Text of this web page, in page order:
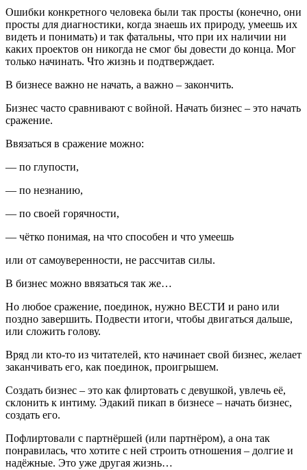
Ошибки конкретного человека были так просты (конечно, они
просты для диагностики, когда знаешь их природу, умеешь их
видеть и понимать) и так фатальны, что при их наличии ни
каких проектов он никогда не смог бы довести до конца. Мог
только начинать. Что жизнь и подтверждает.
В бизнесе важно не начать, а важно – закончить.
Бизнес часто сравнивают с войной. Начать бизнес – это начать
сражение.
Ввязаться в сражение можно:
— по глупости,
— по незнанию,
— по своей горячности,
— чётко понимая, на что способен и что умеешь
или от самоуверенности, не рассчитав силы.
В бизнес можно ввязаться так же…
Но любое сражение, поединок, нужно ВЕСТИ и рано или
поздно завершить. Подвести итоги, чтобы двигаться дальше,
или сложить голову.
Вряд ли кто-то из читателей, кто начинает свой бизнес, желает
заканчивать его, как поединок, проигрышем.
Создать бизнес – это как флиртовать с девушкой, увлечь её,
склонить к интиму. Эдакий пикап в бизнесе – начать бизнес,
создать его.
Пофлиртовали с партнёршей (или партнёром), а она так
понравилась, что хотите с ней строить отношения – долгие и
надёжные. Это уже другая жизнь…